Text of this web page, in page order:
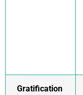
Gratification